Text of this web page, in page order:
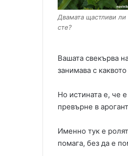
Двамата щастливи ли
сте?
Вашата свекърва
занимава с
Но истината е, че
превърне в
Именно тук е
помага, без да е